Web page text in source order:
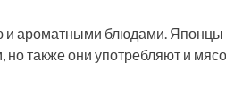
и ароматными блюдами. Японцы
также они употребляют и